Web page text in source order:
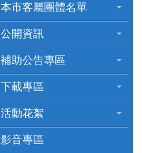
本市客屬團體名單
公開資訊
補助公告專區
下載專區
活動花絮
影音專區